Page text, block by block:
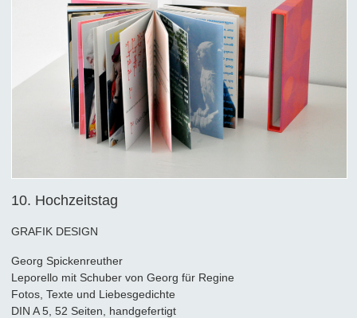
10. Hochzeitstag
GRAFIK DESIGN
Georg Spickenreuther
Leporello mit Schuber von Georg für Regine
Fotos, Texte und Liebesgedichte
DIN A 5, 52 Seiten, handgefertigt